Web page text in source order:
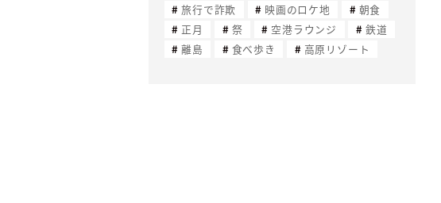
旅行で詐欺
映画のロケ地
朝食
正月
祭 空港ラウンジ
鉄道
離島
食べ歩き 高原リゾート